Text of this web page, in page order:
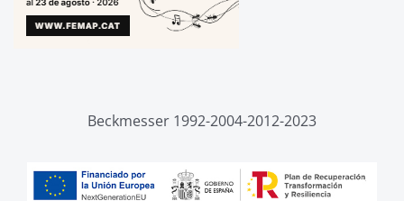
Beckmesser 1992-2004-2012-2023